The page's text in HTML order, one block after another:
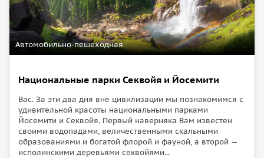
Автомобильно-пешеходная
Национальные парки Секвойя и Йосемити
Вас. За эти два дня вне цивилизации мы познакомимся с
удивительной красоты национальными парками
Йосемити и Секвойя. Первый наверняка Вам известен
своими водопадами, величественными скальными
образованиями и богатой флорой и фауной, а второй —
исполинскими деревьями секвойями...